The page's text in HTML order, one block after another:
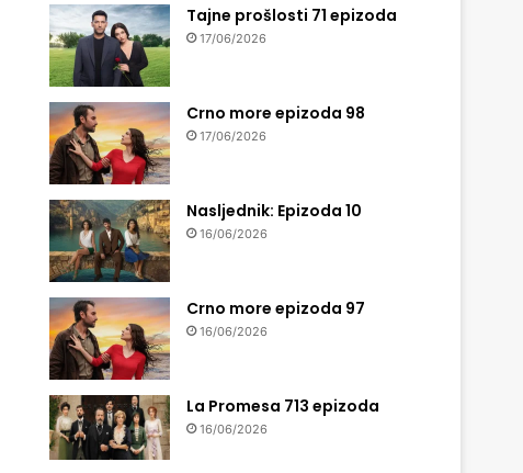
Tajne prošlosti 71 epizoda
17/06/2026
Crno more epizoda 98
17/06/2026
Nasljednik: Epizoda 10
16/06/2026
Crno more epizoda 97
16/06/2026
La Promesa 713 epizoda
16/06/2026